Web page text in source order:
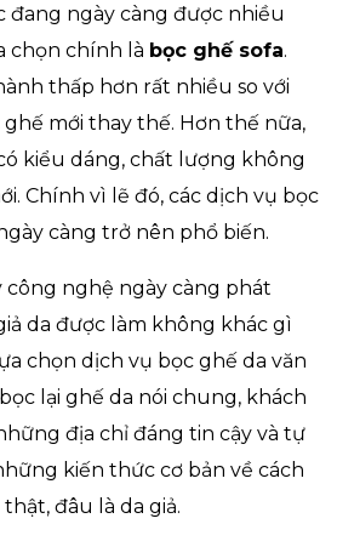
đang ngày càng được nhiều
chọn chính là bọc ghế sofa.
thấp hơn rất nhiều so với
mới thay thế. Hơn thế nữa,
kiểu dáng, chất lượng không
Chính vì lẽ đó, các dịch vụ bọc
càng trở nên phổ biến.
công nghệ ngày càng phát
da được làm không khác gì
chọn dịch vụ bọc ghế da văn
lại ghế da nói chung, khách
địa chỉ đáng tin cậy và tự
kiến thức cơ bản về cách
đâu là da giả.